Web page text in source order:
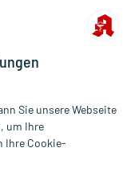
für
Sie unsere Webseite
um Ihre
Ihre Cookie-